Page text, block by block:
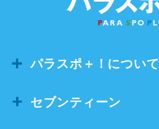
パラスポ＋！について
セブンティーン